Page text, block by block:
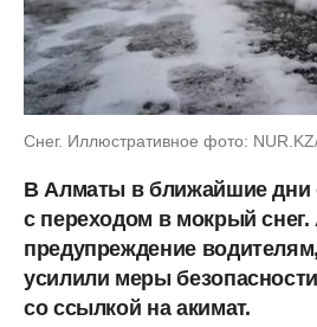
Снег. Иллюстративное фото:
В Алматы в ближайшие дни
с переходом в мокрый снег.
предупреждение
усилили меры
со ссылкой на акимат.